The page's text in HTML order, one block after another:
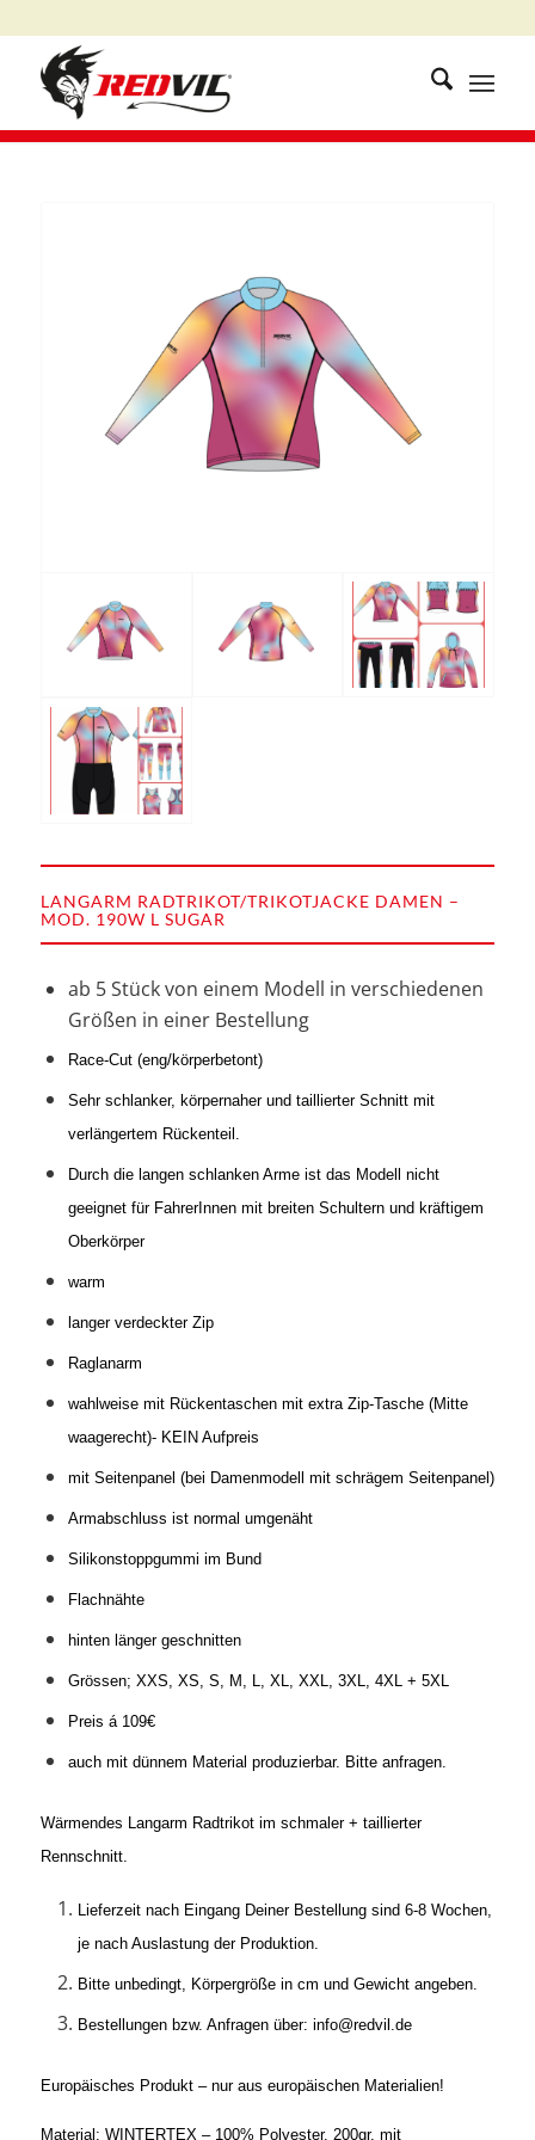
LANGARM RADTRIKOT/TRIKOTJACKE DAMEN –
MOD. 190W L SUGAR
ab 5 Stück von einem Modell in verschiedenen
Größen in einer Bestellung
Race-Cut (eng/körperbetont)
Sehr schlanker, körpernaher und taillierter Schnitt mit
verlängertem Rückenteil.
Durch die langen schlanken Arme ist das Modell nicht
geeignet für FahrerInnen mit breiten Schultern und kräftigem
Oberkörper
warm
langer verdeckter Zip
Raglanarm
wahlweise mit Rückentaschen mit extra Zip-Tasche (Mitte
waagerecht)- KEIN Aufpreis
mit Seitenpanel (bei Damenmodell mit schrägem Seitenpanel)
Armabschluss ist normal umgenäht
Silikonstoppgummi im Bund
Flachnähte
hinten länger geschnitten
Grössen; XXS, XS, S, M, L, XL, XXL, 3XL, 4XL + 5XL
Preis á 109€
auch mit dünnem Material produzierbar. Bitte anfragen.
Wärmendes Langarm Radtrikot im schmaler + taillierter
Rennschnitt.
Lieferzeit nach Eingang Deiner Bestellung sind 6-8 Wochen,
je nach Auslastung der Produktion.
Bitte unbedingt, Körpergröße in cm und Gewicht angeben.
Bestellungen bzw. Anfragen über: info@redvil.de
Europäisches Produkt – nur aus europäischen Materialien!
Material: WINTERTEX – 100% Polyester, 200gr, mit